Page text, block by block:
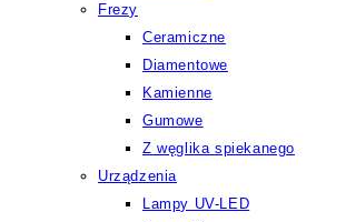
Frezy
Ceramiczne
Diamentowe
Kamienne
Gumowe
Z węglika spiekanego
Urządzenia
Lampy UV-LED